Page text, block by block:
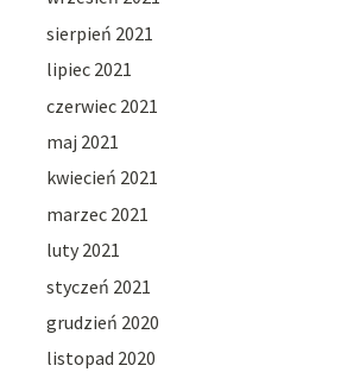
sierpień 2021
lipiec 2021
czerwiec 2021
maj 2021
kwiecień 2021
marzec 2021
luty 2021
styczeń 2021
grudzień 2020
listopad 2020